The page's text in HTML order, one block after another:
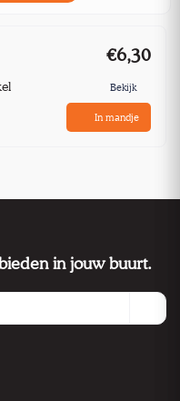
€6,30
Bekijk
In mandje
in jouw buurt.